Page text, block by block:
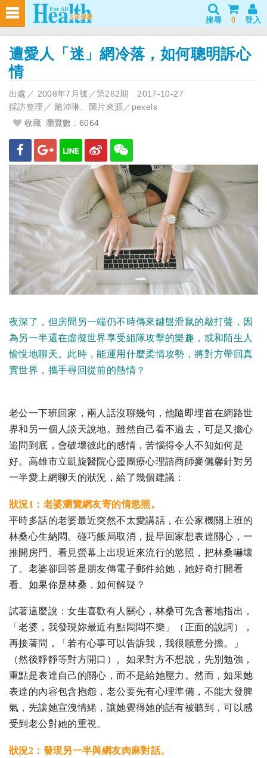
搜尋 0 登入
遭愛人「迷」網冷落，如何聰明訴心
情
出處／ 2008年7月號／第262期 2017-10-27
採訪整理／ 施沛琳、圖片來源／pexels
收藏 瀏覽數 : 6064
夜深了，但房間另一端仍不時傳來鍵盤滑鼠的敲打聲，因
為另一半還在虛擬世界享受組隊攻擊的樂趣，或和陌生人
愉悅地聊天。此時，能運用什麼柔情攻勢，將對方帶回真
實世界，攜手尋回從前的熱情？
老公一下班回家，兩人話沒聊幾句，他隨即埋首在網路世
界和另一個人談天說地。雖然自己看不過去，可是又擔心
追問到底，會破壞彼此的感情，苦惱得令人不知如何是
好。高雄市立凱旋醫院心靈團療心理諮商師麥儷馨針對另
一半愛上網聊天的狀況，給了幾個建議：
狀況1：老婆瀏覽網友寄的情慾照。
平時多話的老婆最近突然不太愛講話，在公家機關上班的
林桑心生納悶。碰巧飯局取消，提早回家想表達關心，一
推開房門、看見螢幕上出現近來流行的慾照，把林桑嚇壞
了。老婆卻回答是朋友傳電子郵件給她，她好奇打開看
看。如果你是林桑，如何解疑？
試著這麼說：女生喜歡有人關心，林桑可先含蓄地指出，
「老婆，我發現妳最近有點悶悶不樂」（正面的說詞），
再接著問，「若有心事可以告訴我，我很願意分擔。」
（然後靜靜等對方開口）。如果對方不想說，先別勉強，
重點是表達自己的關心，而不是給她壓力。然而，如果她
表達的內容包含抱怨，老公要先有心理準備，不能大發脾
氣，先讓她宣洩情緒，讓她覺得她的話有被聽到，可以感
受到老公對她的重視。
狀況2：發現另一半與網友肉麻對話。